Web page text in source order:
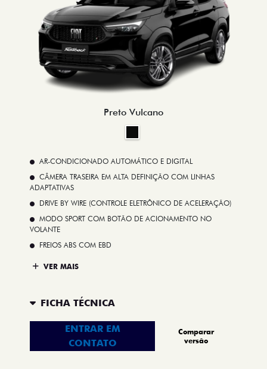
Preto Vulcano
AR-CONDICIONADO AUTOMÁTICO E DIGITAL
CÂMERA TRASEIRA EM ALTA DEFINIÇÃO COM LINHAS
ADAPTATIVAS
DRIVE BY WIRE (CONTROLE ELETRÔNICO DE ACELERAÇÃO)
MODO SPORT COM BOTÃO DE ACIONAMENTO NO
VOLANTE
FREIOS ABS COM EBD
VER MAIS
FICHA TÉCNICA
ENTRAR EM
CONTATO
Comparar
versão